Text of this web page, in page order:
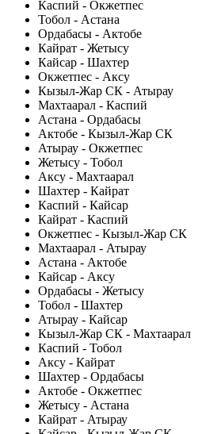
Каспий - Окжетпес
Тобол - Астана
Ордабасы - Актобе
Кайрат - Жетысу
Кайсар - Шахтер
Окжетпес - Аксу
Кызыл-Жар СК - Атырау
Махтаарал - Каспий
Астана - Ордабасы
Актобе - Кызыл-Жар СК
Атырау - Окжетпес
Жетысу - Тобол
Аксу - Махтаарал
Шахтер - Кайрат
Каспий - Кайсар
Кайрат - Каспий
Окжетпес - Кызыл-Жар СК
Махтаарал - Атырау
Астана - Актобе
Кайсар - Аксу
Ордабасы - Жетысу
Тобол - Шахтер
Атырау - Кайсар
Кызыл-Жар СК - Махтаарал
Каспий - Тобол
Аксу - Кайрат
Шахтер - Ордабасы
Актобе - Окжетпес
Жетысу - Астана
Кайрат - Атырау